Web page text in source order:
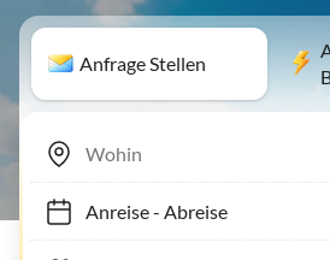
Anfrage Stellen
Anreise- Abreise